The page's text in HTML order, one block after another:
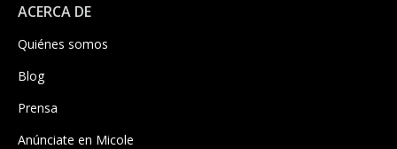
ACERCA DE
Quiénes somos
Blog
Prensa
Anúnciate en Micole